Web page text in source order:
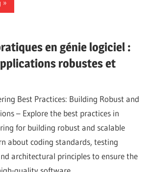
en génie logiciel :
robustes et
Best Practices: Building Robust and
– Explore the best practices in
for building robust and scalable
about coding standards, testing
architectural principles to ensure the